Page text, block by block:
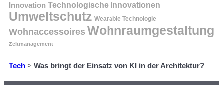
Innovation Technologische Innovationen
Umweltschutz Wearable Technologie
Wohnaccessoires Wohnraumgestaltung
Zeitmanagement
Tech > Was bringt der Einsatz von KI in der Architektur?